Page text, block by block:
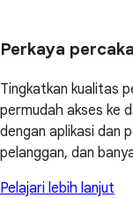
Perkaya
Tingkatkan kualitas
permudah akses ke
dengan aplikasi dan
pelanggan, dan
Pelajari lebih lanjut